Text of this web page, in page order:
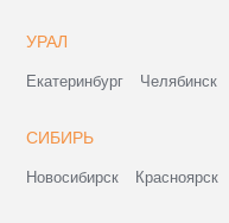
УРАЛ
Екатеринбург Челябинск
СИБИРЬ
Новосибирск Красноярск